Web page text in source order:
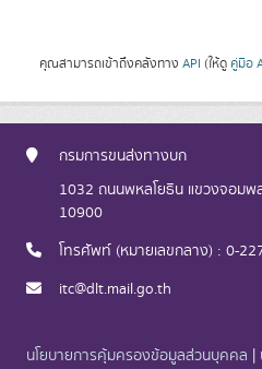
คุณสามารถเข้าถึงคลังทาง API (ให้ดู คู่มือ
กรมการขนส่งทางบก
1032 ถนนพหลโยธิน แขวงจอม
10900
โทรศัพท์ (หมายเลขกลาง) : 0-
itc@dlt.mail.go.th
นโยบายการคุ้มครองข้อมูลส่วนบุคคล |